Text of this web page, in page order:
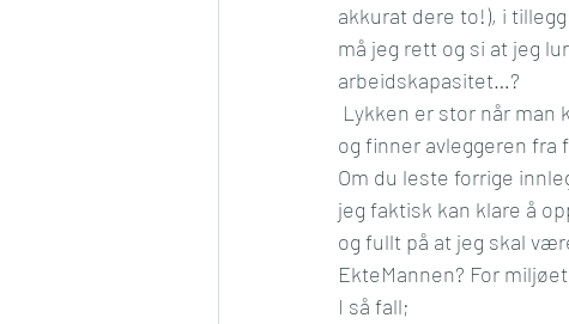
akkurat dere to!), i
må jeg rett og si at jeg
arbeidskapasitet…?
Lykken er stor når man
og finner avleggeren fra
Om du leste forrige
jeg faktisk kan klare å
og fullt på at jeg skal
EkteMannen? For
I så fall;